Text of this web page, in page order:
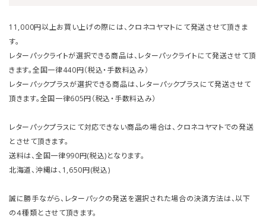
11,000円以上お買い上げの際には、クロネコヤマトにて発送させて頂きま
す。
レターパックライトが選択できる商品は、レターパックライトにて発送させて頂
きます。全国一律440円（税込・手数料込み）
レターパックプラスが選択できる商品は、レターパックプラスにて発送させて
頂きます。全国一律605円（税込・手数料込み）
レターパックプラスにて対応できない商品の場合は、クロネコヤマトでの発送
とさせて頂きます。
送料は、全国一律990円(税込)となります。
北海道、沖縄は、1,650円(税込)
誠に勝手ながら、レターパックの発送を選択された場合の決済方法は、以下
の４種類とさせて頂きます。